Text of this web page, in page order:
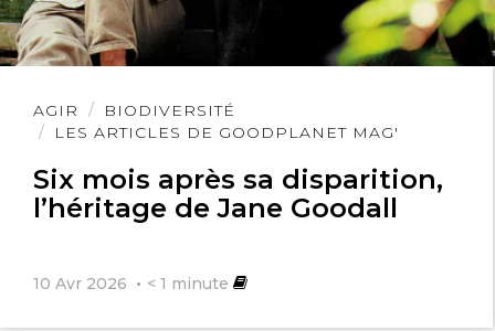
AGIR
BIODIVERSITÉ
LES ARTICLES DE GOODPLANET MAG'
Six mois après sa disparition,
l’héritage de Jane Goodall
10 Avr 2026 < 1 minute
Lire
l'article